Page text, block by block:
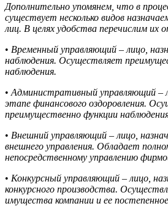
Дополнительно упомянем, что в
существует несколько видов
лиц. В целях удобства перечислим их
• Временный управляющий – лицо,
наблюдения. Осуществляет
наблюдения.
• Административный управляющий –
этапе финансового оздоровления.
преимущественно функции
• Внешний управляющий – лицо,
внешнего управления. Обладает
непосредственному управлению
• Конкурсный управляющий – лицо,
конкурсного производства.
имущества компании и ее